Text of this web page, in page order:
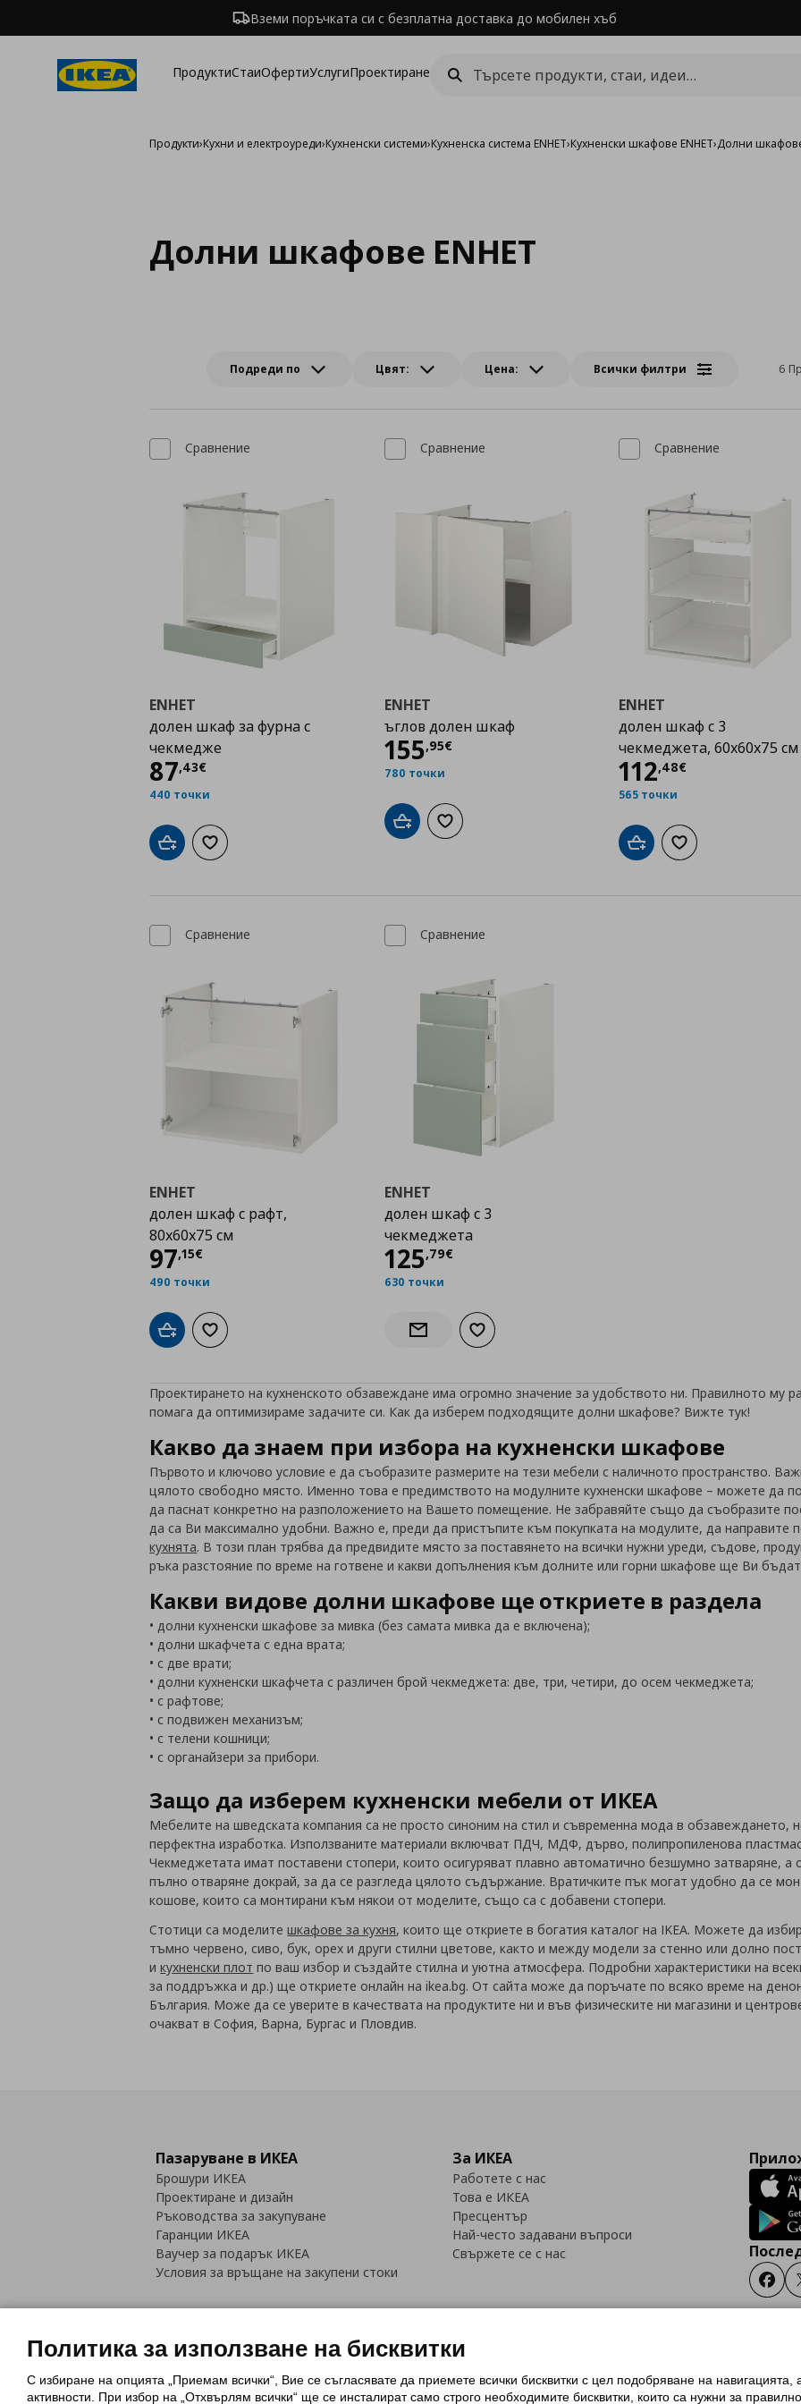
Вземи поръчката си с безплатна доставка до мобилен хъб
ПродуктиСтаиОфертиУслугиПроектиране
Продукти›Кухни и електроуреди›Кухненски системи›Кухненска система ENHET›Кухненски шкафове ENHET›Долни шкафове
Долни шкафове ENHET
Подреди по Цвят: Цена: Всички филтри 6
Сравнение
ENHET
долен шкаф за фурна с
чекмедже
87,43€
Цена
440 точки
Добави в кошницата
Добави към списъка с любими
Сравнение
ENHET
ъглов долен шкаф
155,95€
Цена
780 точки
Добави в кошницата
Добави към списъка с любими
Сравнение
ENHET
долен шкаф с 3
чекмеджета, 60x60x75 см
112,48€
Цена
565 точки
Добави в кошницата
Добави към
Сравнение
ENHET
долен шкаф с рафт,
80x60x75 см
97,15€
Цена
490 точки
Добави в кошницата
Добави към списъка с любими
Сравнение
ENHET
долен шкаф с 3
чекмеджета
125,79€
Цена
630 точки
Информирай ме за наличност
Добави към списъка с любими
Проектирането на кухненското обзавеждане има огромно значение за удобството ни. Правилното му
помага да оптимизираме задачите си. Как да изберем подходящите долни шкафове? Вижте тук!
Какво да знаем при избора на кухненски шкафове
Първото и ключово условие е да съобразите размерите на тези мебели с наличното пространство.
цялото свободно място. Именно това е предимството на модулните кухненски шкафове – можете да
да паснат конкретно на разположението на Вашето помещение. Не забравяйте също да съобразите
да са Ви максимално удобни. Важно е, преди да пристъпите към покупката на модулите, да направите
кухнята. В този план трябва да предвидите място за поставянето на всички нужни уреди, съдове,
ръка разстояние по време на готвене и какви допълнения към долните или горни шкафове ще Ви
Какви видове долни шкафове ще откриете в раздела
• долни кухненски шкафове за мивка (без самата мивка да е включена);
• долни шкафчета с една врата;
• с две врати;
• долни кухненски шкафчета с различен брой чекмеджета: две, три, четири, до осем чекмеджета;
• с рафтове;
• с подвижен механизъм;
• с телени кошници;
• с органайзери за прибори.
Защо да изберем кухненски мебели от ИКЕА
Мебелите на шведската компания са не просто синоним на стил и съвременна мода в обзавеждането,
перфектна изработка. Използваните материали включват ПДЧ, МДФ, дърво, полипропиленова
Чекмеджетата имат поставени стопери, които осигуряват плавно автоматично безшумно затваряне, а
пълно отваряне докрай, за да се разгледа цялото съдържание. Вратичките пък могат удобно да се
кошове, които са монтирани към някои от моделите, също са с добавени стопери.
Стотици са моделитешкафове за кухня, които ще откриете в богатия каталог на IKEA. Можете да
тъмно червено, сиво, бук, орех и други стилни цветове, както и между модели за стенно или долно
икухненски плот по ваш избор и създайте стилна и уютна атмосфера. Подробни характеристики на
за поддръжка и др.) ще откриете онлайн на ikea.bg. От сайта може да поръчате по всяко време на
България. Може да се уверите в качествата на продуктите ни и във физическите ни магазини и
очакват в София, Варна, Бургас и Пловдив.
Пазаруване в ИКЕА
Брошури ИКЕА
Проектиране и дизайн
Ръководства за закупуване
Гаранции ИКЕА
Ваучер за подарък ИКЕА
Условия за връщане на закупени стоки
За ИКЕА
Работете с нас
Това е ИКЕА
Пресцентър
Най-често задавани въпроси
Свържете се с нас
Политика за използване на бисквитки (Cookies)Избор на настройки за използване на бисквиткиУсловия за
Политика за използване на бисквитки
С избиране на опцията „Приемам всички“, Вие се съгласявате да приемете всички бисквитки с цел подобряване на
активности. При избор на „Отхвърлям всички“ ще се инсталират само строго необходимитe бисквитки, които са нужни за